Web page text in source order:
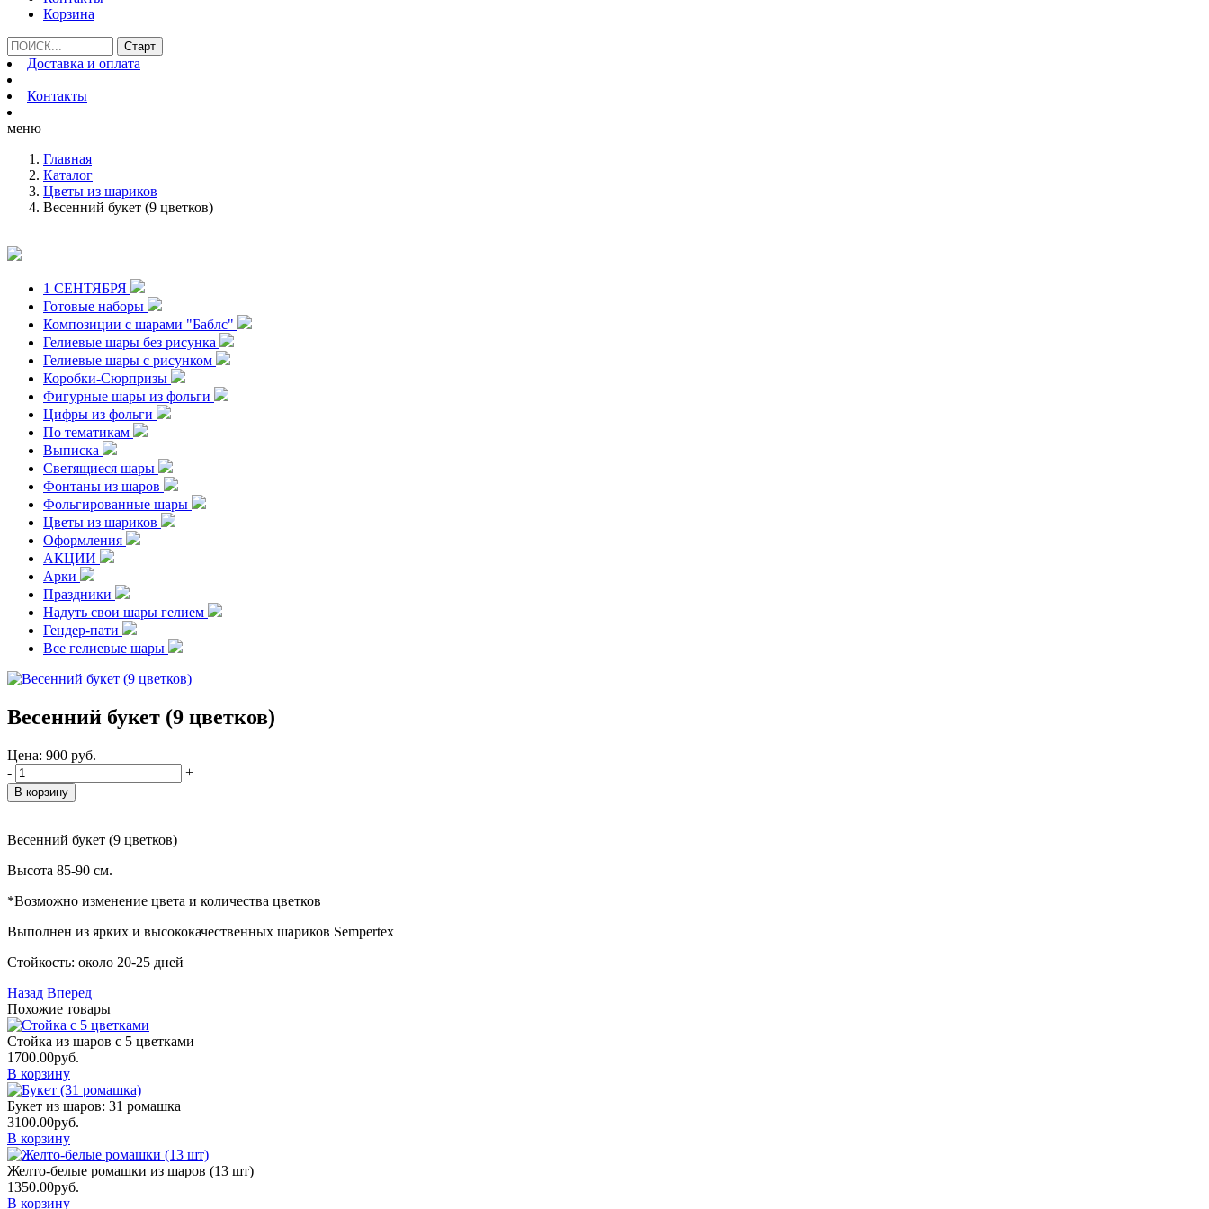
Корзина
Доставка и оплата
Контакты
меню
Главная
Каталог
Цветы из шариков
Весенний букет (9 цветков)
1 СЕНТЯБРЯ
Готовые наборы
Композиции с шарами "Баблс"
Гелиевые шары без рисунка
Гелиевые шары с рисунком
Коробки-Сюрпризы
Фигурные шары из фольги
Цифры из фольги
По тематикам
Выписка
Светящиеся шары
Фонтаны из шаров
Фольгированные шары
Цветы из шариков
Оформления
АКЦИИ
Арки
Праздники
Надуть свои шары гелием
Гендер-пати
Все гелиевые шары
Весенний букет (9 цветков)
Цена: 900 руб.
-
+
Весенний букет (9 цветков)
Высота 85-90 см.
*Возможно изменение цвета и количества цветков
Выполнен из ярких и высококачественных шариков Sempertex
Стойкость: около 20-25 дней
Назад Вперед
Похожие товары
Стойка из шаров с 5 цветками
1700.00руб.
В корзину
Букет из шаров: 31 ромашка
3100.00руб.
В корзину
Желто-белые ромашки из шаров (13 шт)
1350.00руб.
В корзину